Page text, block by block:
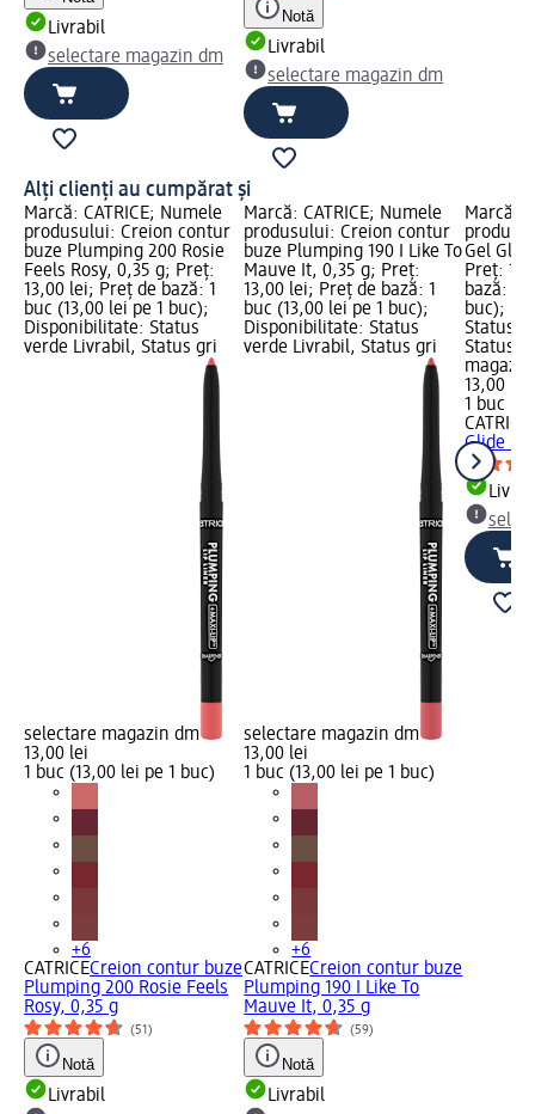
Livrabil
selectare magazin dm
Notă
Livrabil
selectare magazin dm
Alți clienți au cumpărat și
Marcă: CATRICE; Numele
produsului: Creion contur
buze Plumping 200 Rosie
Feels Rosy, 0,35 g; Preț:
13,00 lei; Preț de bază: 1
buc (13,00 lei pe 1 buc);
Disponibilitate: Status
verde Livrabil, Status gri
selectare magazin dm
13,00 lei
1 buc (13,00 lei pe 1 buc)
+6
CATRICECreion contur buze
Plumping 200 Rosie Feels
Rosy, 0,35 g
(51)
Notă
Livrabil
Marcă: CATRICE; Numele
produsului: Creion contur
buze Plumping 190 I Like To
Mauve It, 0,35 g; Preț:
13,00 lei; Preț de bază: 1
buc (13,00 lei pe 1 buc);
Disponibilitate: Status
verde Livrabil, Status gri
selectare magazin dm
13,00 lei
1 buc (13,00 lei pe 1 buc)
+6
CATRICECreion contur buze
Plumping 190 I Like To
Mauve It, 0,35 g
(59)
Notă
Livrabil
Marcă:
Gel
Preț:
bază: 1
buc);
Status
Status
13,00 lei
1 buc
CATRICE
Glide